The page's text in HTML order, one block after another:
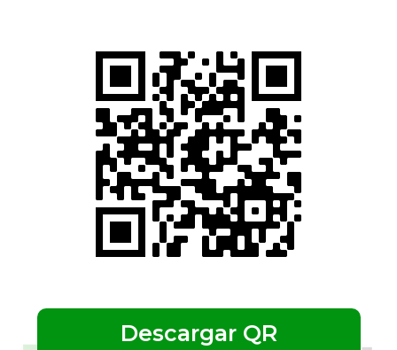
Descargar QR